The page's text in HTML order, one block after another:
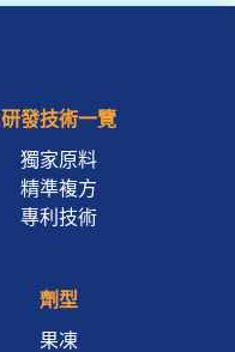
研發技術一覽
獨家原料
精準複方
專利技術
劑型
果凍